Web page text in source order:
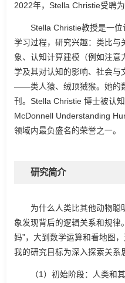
2022年，Stella Christie受聘
Stella Christie教授是一
学习过程，研究兴趣：类比与
象、认知计算建模（例如注意
学及其对认知的影响、社会与
——类人猿、绒顶狨猴。她的
刊。Stella Christie 博士被认
McDonnell Understanding
领域内最负盛名的荣誉之一。
研究简介
为什么人类比其他动物聪
象发现背后的逻辑关系和规律
妈”，大到数学运算和看地图
我的研究目标为深入探索关系
（1）初始阶段：人类和